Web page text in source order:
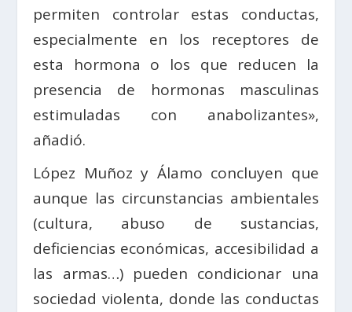
permiten controlar estas conductas,
especialmente en los receptores de
esta hormona o los que reducen la
presencia de hormonas masculinas
estimuladas con anabolizantes»,
añadió.
López Muñoz y Álamo concluyen que
aunque las circunstancias ambientales
(cultura, abuso de sustancias,
deficiencias económicas, accesibilidad a
las armas…) pueden condicionar una
sociedad violenta, donde las conductas